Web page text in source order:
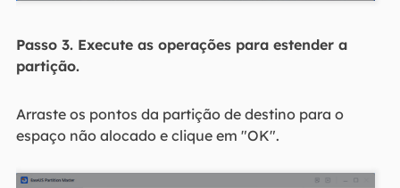
Passo 3. Execute as operações para estender a
partição.
Arraste os pontos da partição de destino para o
espaço não alocado e clique em "OK".